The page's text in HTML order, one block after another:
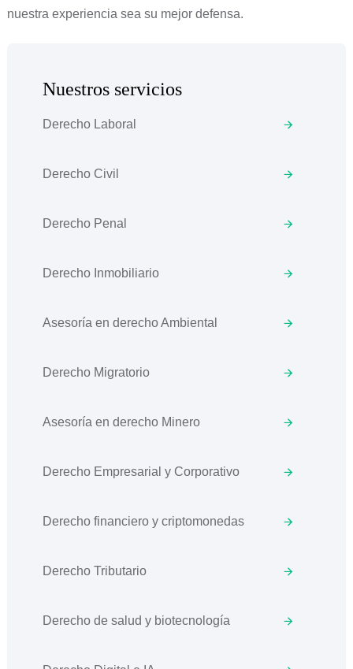
nuestra experiencia sea su mejor defensa.
Nuestros servicios
Derecho Laboral
Derecho Civil
Derecho Penal
Derecho Inmobiliario
Asesoría en derecho Ambiental
Derecho Migratorio
Asesoría en derecho Minero
Derecho Empresarial y Corporativo
Derecho financiero y criptomonedas
Derecho Tributario
Derecho de salud y biotecnología